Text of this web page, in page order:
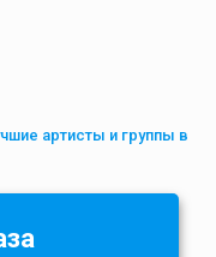
артисты и группы в